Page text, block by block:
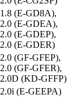
1.8 (E-GD8A),
2.0 (E-GDEA),
2.0 (E-GDEP),
2.0 (E-GDER)
2.0 (GF-GFEP),
2.0 (GF-GFER),
2.0D (KD-GFFP)
2.0i (E-GEEPA)